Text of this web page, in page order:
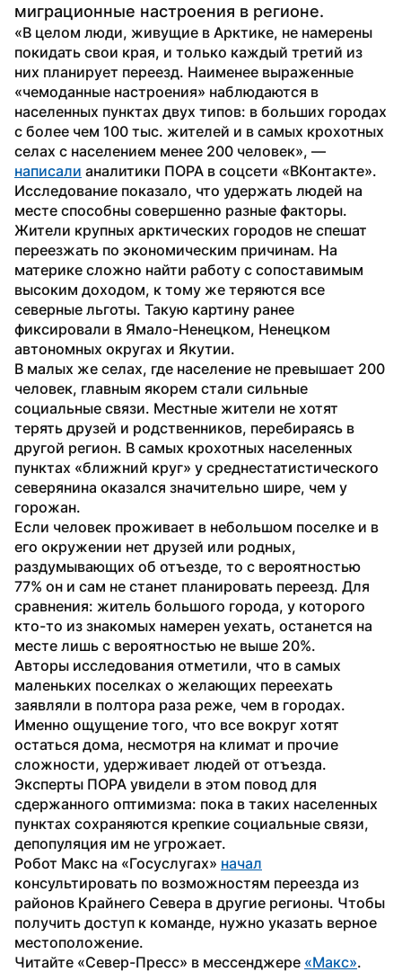
миграционные настроения в регионе.
«В целом люди, живущие в Арктике, не намерены
покидать свои края, и только каждый третий из
них планирует переезд. Наименее выраженные
«чемоданные настроения» наблюдаются в
населенных пунктах двух типов: в больших городах
с более чем 100 тыс. жителей и в самых крохотных
написали аналитики ПОРА в соцсети «ВКонтакте».
Исследование показало, что удержать людей на
месте способны совершенно разные факторы.
Жители крупных арктических городов не спешат
переезжать по экономическим причинам. На
материке сложно найти работу с сопоставимым
высоким доходом, к тому же теряются все
северные льготы. Такую картину ранее
фиксировали в Ямало-Ненецком, Ненецком
автономных округах и Якутии.
В малых же селах, где население не превышает 200
человек, главным якорем стали сильные
социальные связи. Местные жители не хотят
терять друзей и родственников, перебираясь в
другой регион. В самых крохотных населенных
пунктах «ближний круг» у среднестатистического
северянина оказался значительно шире, чем у
горожан.
Если человек проживает в небольшом поселке и в
его окружении нет друзей или родных,
раздумывающих об отъезде, то с вероятностью
77% он и сам не станет планировать переезд. Для
сравнения: житель большого города, у которого
кто-то из знакомых намерен уехать, останется на
месте лишь с вероятностью не выше 20%.
Авторы исследования отметили, что в самых
маленьких поселках о желающих переехать
заявляли в полтора раза реже, чем в городах.
Именно ощущение того, что все вокруг хотят
остаться дома, несмотря на климат и прочие
сложности, удерживает людей от отъезда.
Эксперты ПОРА увидели в этом повод для
сдержанного оптимизма: пока в таких населенных
пунктах сохраняются крепкие социальные связи,
депопуляция им не угрожает.
Робот Макс на «Госуслугах» начал
консультировать по возможностям переезда из
районов Крайнего Севера в другие регионы. Чтобы
получить доступ к команде, нужно указать верное
местоположение.
Читайте «Север-Пресс» в мессенджере «Макс».